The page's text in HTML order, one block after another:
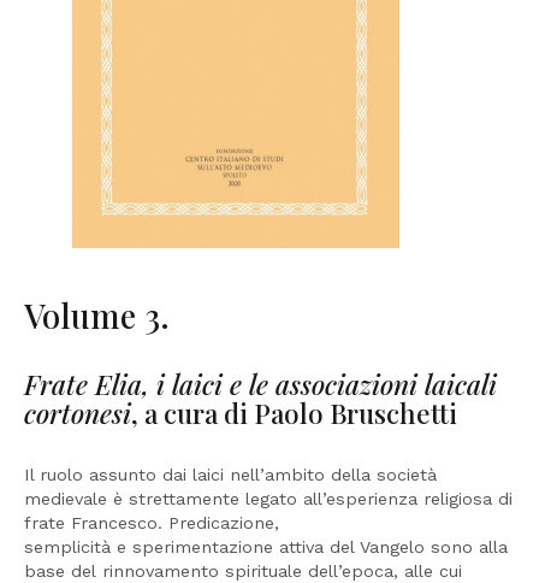
Volume 3.
Frate Elia, i laici e le associazioni laicali
cortonesi, a cura di Paolo Bruschetti
Il ruolo assunto dai laici nell’ambito della società
medievale è strettamente legato all’esperienza religiosa di
frate Francesco. Predicazione,
semplicità e sperimentazione attiva del Vangelo sono alla
base del rinnovamento spirituale dell’epoca, alle cui